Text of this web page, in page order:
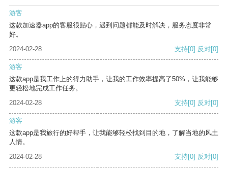
游客
这款加速器app的客服很贴心，遇到问题都能及时解决，服务态度非常
好。
2024-02-28
支持[0] 反对[0]
游客
这款app是我工作上的得力助手，让我的工作效率提高了50%，让我能够
更轻松地完成工作任务。
2024-02-28
支持[0] 反对[0]
游客
这款app是我旅行的好帮手，让我能够轻松找到目的地，了解当地的风土
人情。
2024-02-28
支持[0] 反对[0]